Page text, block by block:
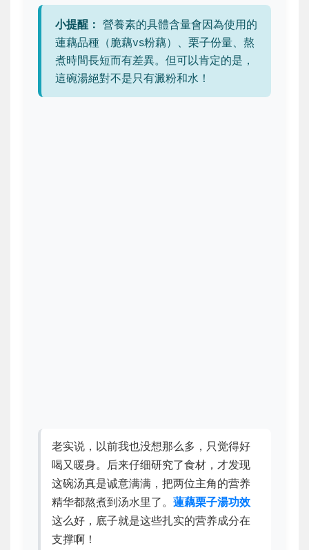
小提醒： 營養素的具體含量會因為使用的
蓮藕品種（脆藕vs粉藕）、栗子份量、熬
煮時間長短而有差異。但可以肯定的是，
這碗湯絕對不是只有澱粉和水！
老实说，以前我也没想那么多，只觉得好
喝又暖身。后来仔细研究了食材，才发现
这碗汤真是诚意满满，把两位主角的营养
精华都熬煮到汤水里了。 蓮藕栗子湯功效
这么好，底子就是这些扎实的营养成分在
支撑啊！